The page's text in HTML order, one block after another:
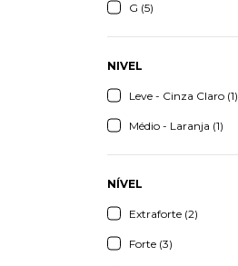
G (5)
NIVEL
Leve - Cinza Claro (1)
Médio - Laranja (1)
NÍVEL
Extraforte (2)
Forte (3)